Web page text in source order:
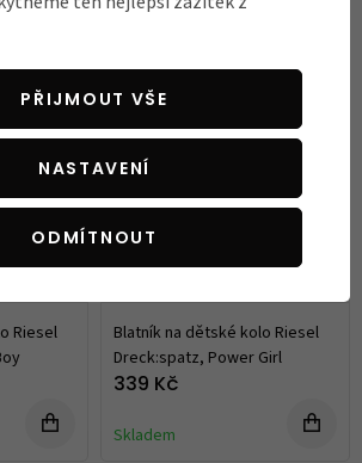
Riesel
BESTSELLER
Blatník na dětské kolo Riesel
Dreck:spatz, Power Girl
339 Kč
Skladem
PŘIJMOUT VŠE
NASTAVENÍ
ODMÍTNOUT